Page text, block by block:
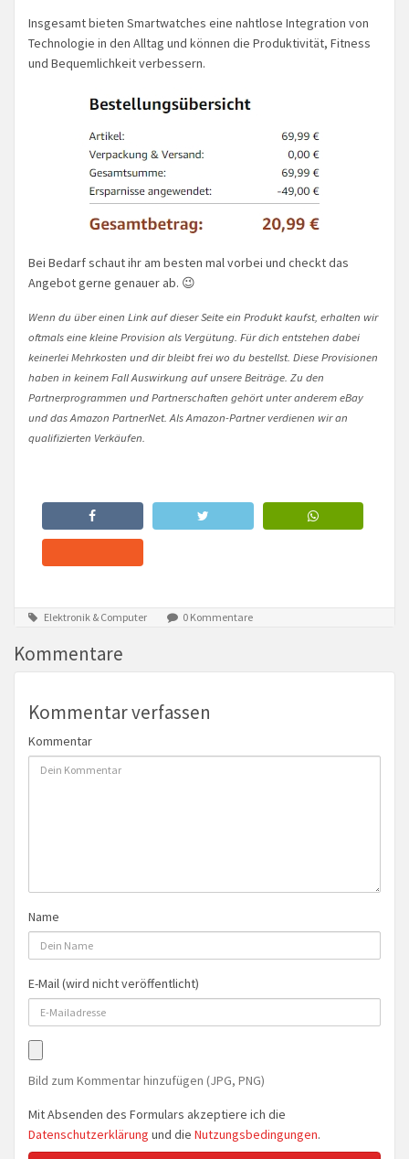
Insgesamt bieten Smartwatches eine nahtlose Integration von
Technologie in den Alltag und können die Produktivität, Fitness
und Bequemlichkeit verbessern.
Bei Bedarf schaut ihr am besten mal vorbei und checkt das
Angebot gerne genauer ab. 😉
Wenn du über einen Link auf dieser Seite ein Produkt kaufst, erhalten wir
oftmals eine kleine Provision als Vergütung. Für dich entstehen dabei
keinerlei Mehrkosten und dir bleibt frei wo du bestellst. Diese Provisionen
haben in keinem Fall Auswirkung auf unsere Beiträge. Zu den
Partnerprogrammen und Partnerschaften gehört unter anderem eBay
und das Amazon PartnerNet. Als Amazon-Partner verdienen wir an
qualifizierten Verkäufen.
Elektronik & Computer 0 Kommentare
Kommentare
Kommentar verfassen
Kommentar
Name
E-Mail (wird nicht veröffentlicht)
Bild zum Kommentar hinzufügen (JPG, PNG)
Mit Absenden des Formulars akzeptiere ich die
Datenschutzerklärung und die Nutzungsbedingungen.